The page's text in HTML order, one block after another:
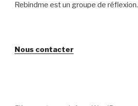
Rebindme est un groupe de réflexion.
Nous contacter